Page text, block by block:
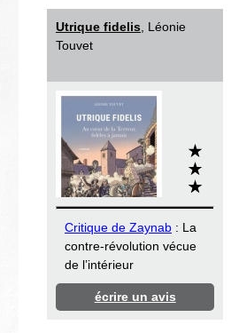
Utrique fidelis , Léonie
Touvet
Critique de Zaynab : La
contre-révolution vécue
de l’intérieur
écrire un avis